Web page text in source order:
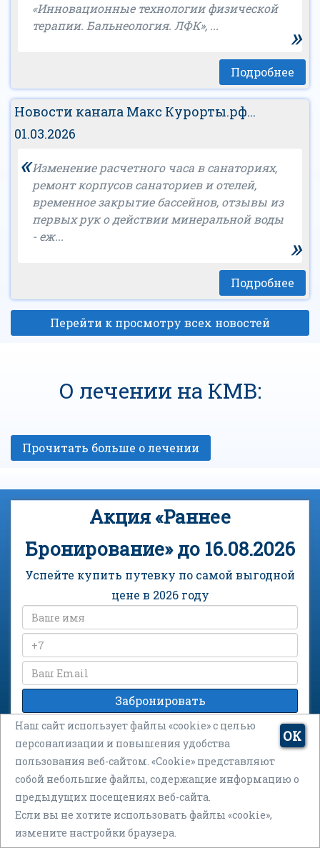
«Инновационные технологии физической
терапии. Бальнеология. ЛФК», ...
»
Подробнее
Новости канала Макс Курорты.рф...
01.03.2026
«Изменение расчетного часа в санаториях,
ремонт корпусов санаториев и отелей,
временное закрытие бассейнов, отзывы из
первых рук о действии минеральной воды
- еж...
»
Подробнее
Перейти к просмотру всех новостей
О лечении на КМВ:
Акция «Раннее
Бронирование» до 16.08.2026
Успейте купить путевку по самой выгодной
цене в 2026 году
cогласие на обработку персональных данных
Санаторий «Истокъ» на карте
ОК
Наш сайт использует файлы «cookie» с целью
персонализации и повышения удобства
пользования веб-сайтом. «Cookie» представляют
собой небольшие файлы, содержащие информацию о
предыдущих посещениях веб-сайта.
Если вы не хотите использовать файлы «cookie»,
измените настройки браузера.